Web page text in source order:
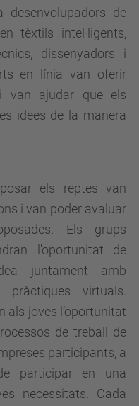
de
tèxtils intel·ligents,
dissenyadors i
en línia van oferir
van ajudar que els
idees de la manera
els reptes van
i van poder avaluar
Els grups
l'oportunitat de
juntament amb
virtuals.
als joves l’oportunitat
de treball de
participants, a
participar en una
necessitats. Cada